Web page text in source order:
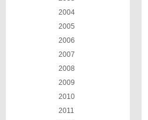
2004
2005
2006
2007
2008
2009
2010
2011